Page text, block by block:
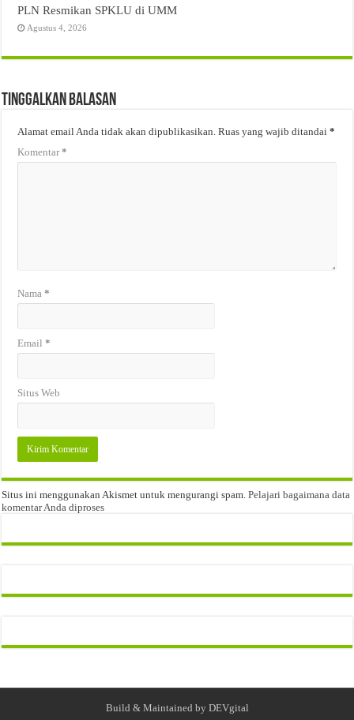
PLN Resmikan SPKLU di UMM
Agustus 4, 2026
Tinggalkan Balasan
Alamat email Anda tidak akan dipublikasikan. Ruas yang wajib ditandai*
Komentar*
Nama*
Email*
Situs Web
Situs ini menggunakan Akismet untuk mengurangi spam.Pelajari bagaimana data
komentar Anda diproses
Build & Maintained by DEVgital